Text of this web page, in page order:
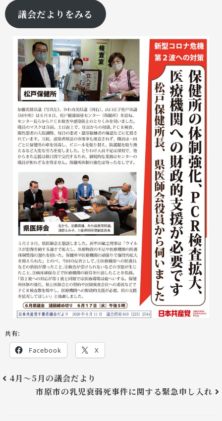
議会だよりをみる
共有:
Facebook X
4月～5月の議会だより
市原市の乳児衰弱死事件に関する緊急申し入れ